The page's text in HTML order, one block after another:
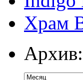
Храм
Архив: